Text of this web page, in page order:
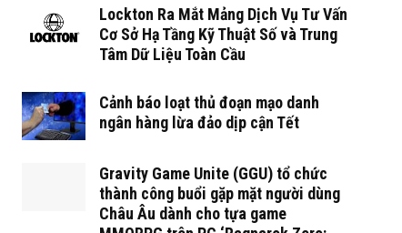
Lockton Ra Mắt Mảng Dịch Vụ Tư Vấn
Cơ Sở Hạ Tầng Kỹ Thuật Số và Trung
Tâm Dữ Liệu Toàn Cầu
Cảnh báo loạt thủ đoạn mạo danh
ngân hàng lừa đảo dịp cận Tết
Gravity Game Unite (GGU) tổ chức
thành công buổi gặp mặt người dùng
Châu Âu dành cho tựa game